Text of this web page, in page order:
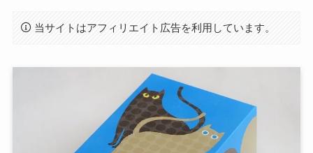
当サイトはアフィリエイト広告を利用しています。